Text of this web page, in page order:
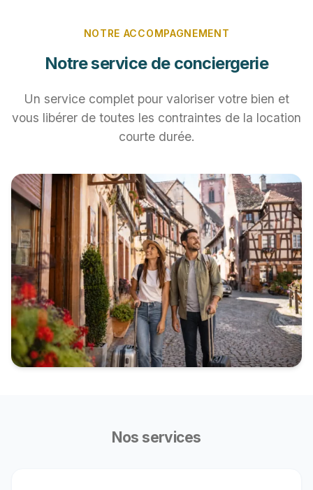
NOTRE ACCOMPAGNEMENT
Notre service de conciergerie
Un service complet pour valoriser votre bien et
vous libérer de toutes les contraintes de la location
courte durée.
Nos services